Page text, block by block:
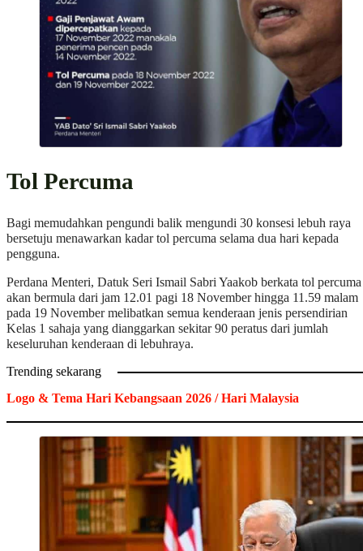
Tol Percuma
Bagi memudahkan pengundi balik mengundi 30 konsesi lebuh raya
bersetuju menawarkan kadar tol percuma selama dua hari kepada
pengguna.
Perdana Menteri, Datuk Seri Ismail Sabri Yaakob berkata tol percuma
akan bermula dari jam 12.01 pagi 18 November hingga 11.59 malam
pada 19 November melibatkan semua kenderaan jenis persendirian
Kelas 1 sahaja yang dianggarkan sekitar 90 peratus dari jumlah
keseluruhan kenderaan di lebuhraya.
Trending sekarang
Logo & Tema Hari Kebangsaan 2026 / Hari Malaysia